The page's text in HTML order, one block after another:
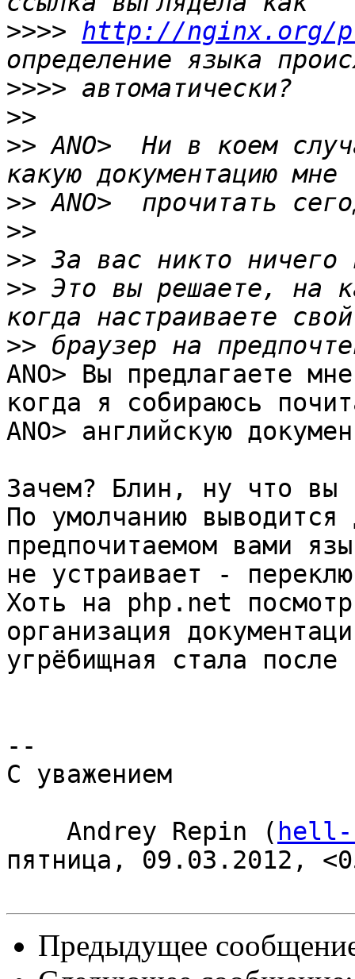
>>>> http://nginx.org/
>>>>
>>
>> ANO>  Ни в коем
>>
>>
>>
>> Это вы решаете, на
>>
ANO> Вы предлагаете
когда я собираюсь
ANO> английскую
Зачем? Блин, ну что вы
По умолчанию выводится
предпочитаемом вами
не устраивает -
Хоть на php.net
организация
угрёбищная стала
--
С уважением
    Andrey Repin (
hell-
пятница, 09.03.2012,
Предыдущее